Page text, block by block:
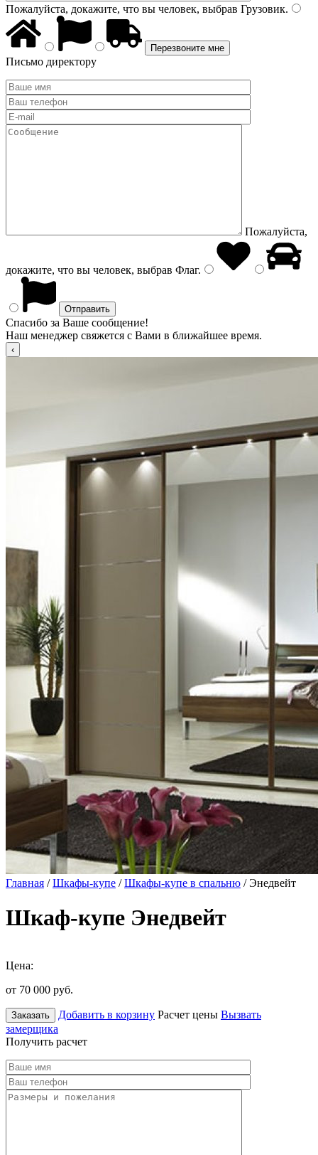
Пожалуйста, докажите, что вы человек, выбрав Грузовик.
Письмо директору
Пожалуйста,
докажите, что вы человек, выбрав Флаг.
Спасибо за Ваше сообщение!
Наш менеджер свяжется с Вами в ближайшее время.
Главная /Шкафы-купе /Шкафы-купе в спальню / Энедвейт
Шкаф-купе Энедвейт
Цена:
от 70 000 руб.
Заказать Добавить в корзину Расчет цены Вызвать
замерщика
Получить расчет